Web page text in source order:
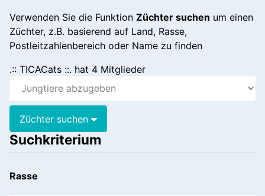
Verwenden Sie die Funktion Züchter suchen um einen
Züchter, z.B. basierend auf Land, Rasse,
Postleitzahlenbereich oder Name zu finden
.:: TICACats ::. hat 4 Mitglieder
Züchter suchen
Suchkriterium
Rasse